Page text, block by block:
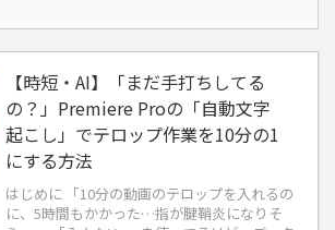
【時短・AI】「まだ手打ちしてる
の？」Premiere Proの「自動文字
起こし」でテロップ作業を10分の1
にする方法
はじめに 「10分の動画のテロップを入れるの
に、5時間もかかった…指が腱鞘炎になりそ